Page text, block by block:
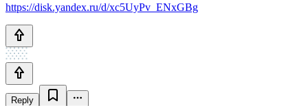
https://disk.yandex.ru/d/xc5UyPv_ENxGBg
Reply